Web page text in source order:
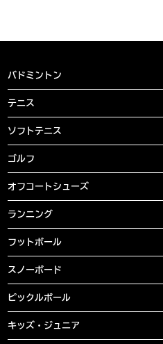
バドミントン
テニス
ソフトテニス
ゴルフ
オフコートシューズ
ランニング
フットボール
スノーボード
ピックルボール
キッズ・ジュニア